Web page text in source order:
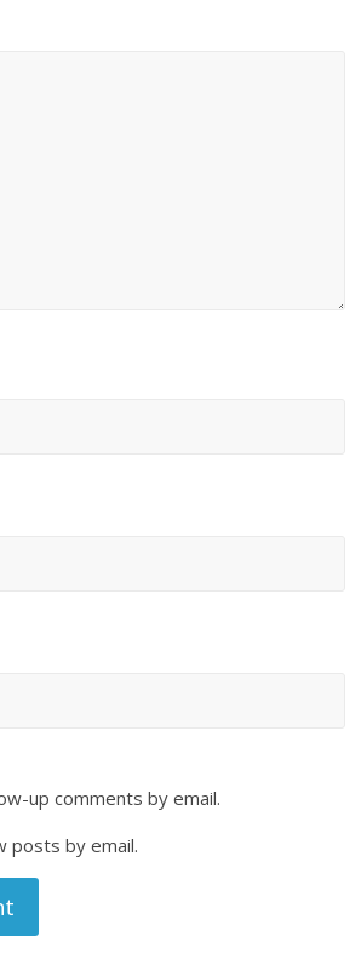
up comments by email.
posts by email.